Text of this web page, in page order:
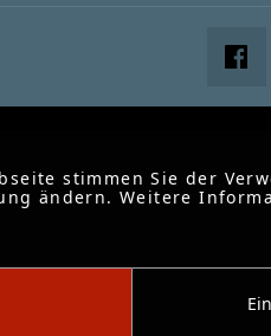
stimmen Sie der
ändern. Weitere